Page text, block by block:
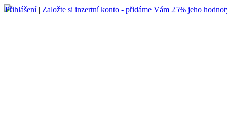
Přihlášení| Založte si inzertní konto - přidáme Vám 25% jeho